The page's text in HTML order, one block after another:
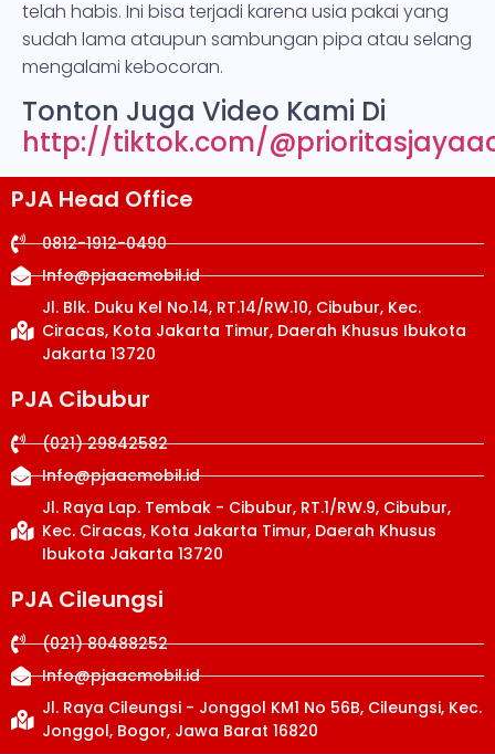
telah habis. Ini bisa terjadi karena usia pakai yang
sudah lama ataupun sambungan pipa atau selang
mengalami kebocoran.
Tonton Juga Video Kami Di
http://tiktok.com/
PJA Head Office
0812-1912-0490
Info@pjaacmobil.id
Jl. Blk. Duku Kel No.14, RT.14/RW.10, Cibubur, Kec.
Ciracas, Kota Jakarta Timur, Daerah Khusus Ibukota
Jakarta 13720
PJA Cibubur
(021) 29842582
Info@pjaacmobil.id
Jl. Raya Lap. Tembak - Cibubur, RT.1/RW.9, Cibubur,
Kec. Ciracas, Kota Jakarta Timur, Daerah Khusus
Ibukota Jakarta 13720
PJA Cileungsi
(021) 80488252
Info@pjaacmobil.id
Jl. Raya Cileungsi - Jonggol KM1 No 56B, Cileungsi, Kec.
Jonggol, Bogor, Jawa Barat 16820